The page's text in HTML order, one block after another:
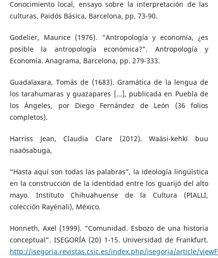
Conocimiento local, ensayo sobre la interpretación de las
culturas. Paidós Básica, Barcelona, pp. 73-90.
Godelier, Maurice (1976). “Antropología y economía, ¿es
posible la antropología económica?”. Antropología y
Economía. Anagrama, Barcelona, pp. 279-333.
Guadalaxara, Tomás de (1683). Gramática de la lengua de
los tarahumaras y guazapares [...], publicada en Puebla de
los Ángeles, por Diego Fernández de León (36 folios
completos).
Harriss Jean, Claudia Clare (2012). Waási-kehkí buu
naaósabuga,
“Hasta aquí son todas las palabras”, la ideología lingüística
en la construcción de la identidad entre los guarijó del alto
mayo. Instituto Chihuahuense de la Cultura (PIALLI,
colección Rayénali), México.
Honneth, Axel (1999). “Comunidad. Esbozo de una historia
conceptual”. ISEGORÍA (20) 1-15. Universidad de Frankfurt.
http://isegoria.revistas.csic.es/index.php/isegoria/article/